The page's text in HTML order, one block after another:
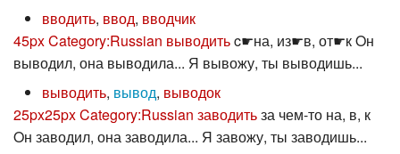
вводить, ввод, вводчик
45pxCategory:Russian выводитьc☛на, из☛в, от☛к Oн
выводил, она выводила... Я вывожу, ты выводишь...
выводить, вывод, выводок
25px25pxCategory:Russian заводитьза чем-то на, в, к
Oн заводил, она заводила... Я завожу, ты заводишь...